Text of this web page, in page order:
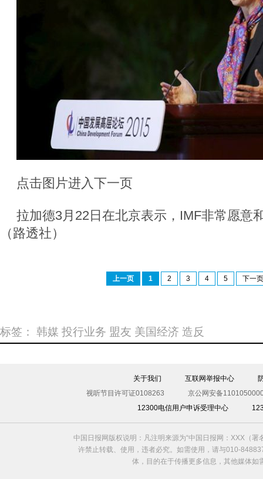
点击图片进入下一页
拉加德3月22日在北京表示，IMF非常愿意
（路透社）
上一页 1 2 3 4 5 下一页
标签： 韩媒 投行业务 盟友 美国经济 造反
关于我们 互联网举报中心
视听节目许可证0108263
京公网安备
12300电信用户申诉受理中心
中国日报网版权说明：凡注明来源为“中国日报网：XXX（
许禁止转载、使用，违者必究。如需使用，请与010-
体，目的在于传播更多信息，其他媒体